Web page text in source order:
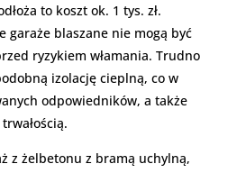
to koszt ok. 1 tys. zł.
garaże blaszane nie mogą być
ryzykiem włamania. Trudno
izolację cieplną, co w
odpowiedników, a także
z żelbetonu z bramą uchylną,